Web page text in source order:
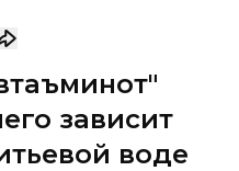
зависит
воде